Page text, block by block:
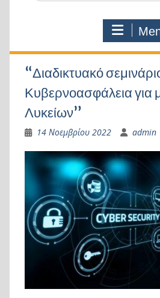
“Διαδικτυακό
Κυβερνοασφάλεια για
Λυκείων”
14 Νοεμβρίου 2022 admin